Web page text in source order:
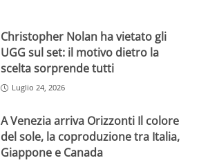
Christopher Nolan ha vietato gli
UGG sul set: il motivo dietro la
scelta sorprende tutti
Luglio 24, 2026
A Venezia arriva Orizzonti Il colore
del sole, la coproduzione tra Italia,
Giappone e Canada